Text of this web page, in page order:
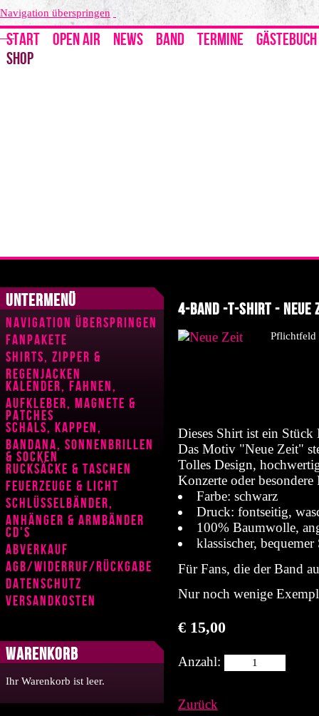
Navigation überspringen
START OPEN AIR NEWS BAND TERMINE
GÄSTEBUCH
SHOP
Untermenü
Navigation überspringen
Fanpakete
Shirts, Zipper &
Regenjacken
Kalender, Fahnen,
Aufkleber, Magnete &
Patches
Schals, Kappen,
Bandana, Sonnenbrillen
& Socken
Rucksäcke & Taschen
Feuerzeuge & Licht
Schlüsselbänder,
Anhänger & Armbänder
CD's
Abverkauf
AGB/Widerruf/Rückgabe
Datenschutz
Versandkosten
Warenkorb
Ihr Warenkorb ist leer.
4-Band -T-Shirt - Neue
Pflichtfeld
Dieses Shirt ist ein
Das Motiv "Neue Zeit"
Tolles Design,
Konzerte oder
Farbe: schwarz
Druck: fontseitig,
100% Baumwolle,
klassischer,
Für Fans, die der Band
Nur noch wenige
€ 15,00
Anzahl:
Zurück